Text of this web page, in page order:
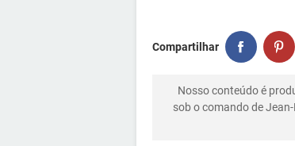
Compartilhar
Nosso conteúdo é
sob o comando de